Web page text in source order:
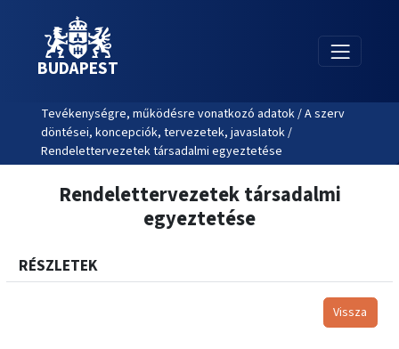
BUDAPEST
Tevékenységre, működésre vonatkozó adatok / A szerv
döntései, koncepciók, tervezetek, javaslatok /
Rendelettervezetek társadalmi egyeztetése
Rendelettervezetek társadalmi
egyeztetése
RÉSZLETEK
Vissza